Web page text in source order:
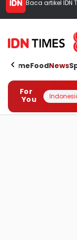
Baca artikel IDN
HomeFoodNews
For
You